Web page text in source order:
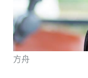
方舟